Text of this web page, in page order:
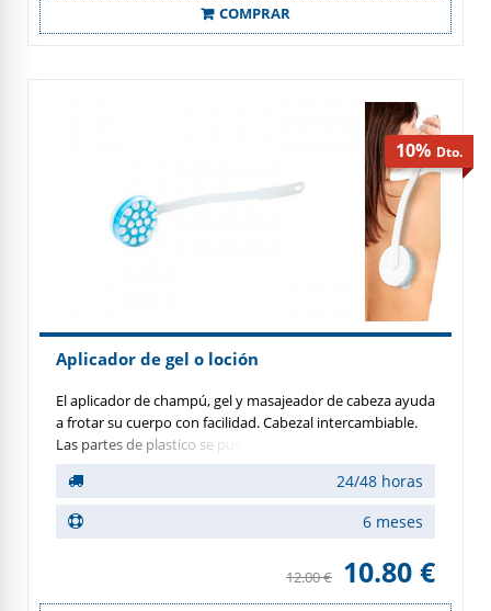
COMPRAR
Aplicador de gel o loción
El aplicador de champú, gel y masajeador de cabeza ayuda
a frotar su cuerpo con facilidad. Cabezal intercambiable.
Las partes de plastico se pueden lavar en el lavavajillas.
24/48 horas
6 meses
10%
12.00 € 10.80 €